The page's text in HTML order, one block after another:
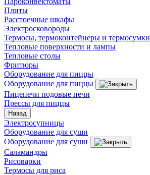
Плиты
Расстоечные шкафы
Электросковороды
Термосы, термоконтейнеры и термосумки
Тепловые поверхности и лампы
Тепловые столы
Фритюры
Оборудование для пиццы
Оборудование для пиццы
Пицепечи подовые печи
Прессы для пиццы
Назад
Электросупницы
Оборудование для суши
Оборудование для суши
Саламандры
Рисоварки
Термосы для риса